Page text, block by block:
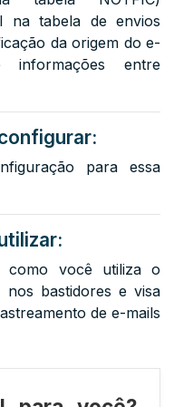
na tabela de envios
da origem do e-
entre
para essa
como você utiliza o
nos bastidores e visa
de e-mails